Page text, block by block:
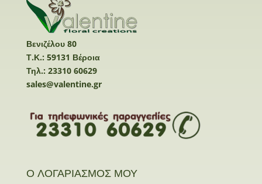
Βενιζέλου 80
Τ.Κ.: 59131 Βέροια
Τηλ.: 23310 60629
sales@valentine.gr
Ο ΛΟΓΑΡΙΑΣΜΟΣ ΜΟΥ